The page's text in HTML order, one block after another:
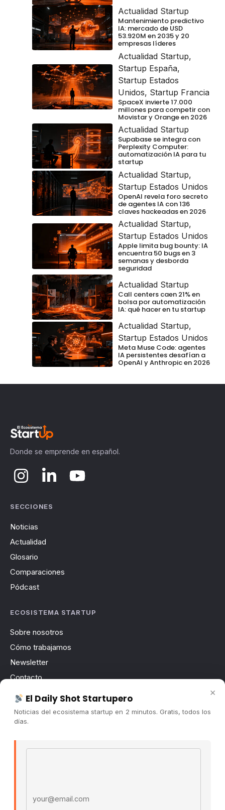
Actualidad Startup
Mantenimiento predictivo
IA: mercado de USD
53.920M en 2035 y 20
empresas líderes
Actualidad Startup,
Startup España,
Startup Estados
Unidos, Startup Francia
SpaceX invierte 17.000
millones para competir con
Movistar y Orange en 2026
Actualidad Startup
Supabase se integra con
Perplexity Computer:
automatización IA para tu
startup
Actualidad Startup,
Startup Estados Unidos
OpenAI revela foro secreto
de agentes IA con 136
claves hackeadas en 2026
Actualidad Startup,
Startup Estados Unidos
Apple limita bug bounty: IA
encuentra 50 bugs en 3
semanas y desborda
seguridad
Actualidad Startup
Call centers caen 21% en
bolsa por automatización
IA: qué hacer en tu startup
Actualidad Startup,
Startup Estados Unidos
Meta Muse Code: agentes
IA persistentes desafían a
OpenAI y Anthropic en 2026
Donde se emprende en español.
SECCIONES
Noticias
Actualidad
Glosario
Comparaciones
Pódcast
ECOSISTEMA STARTUP
Sobre nosotros
Cómo trabajamos
Newsletter
Contacto
Publicidad
Convocatorias
×
El Daily Shot Startupero
Noticias del ecosistema startup en 2 minutos. Gratis, todos los
días.